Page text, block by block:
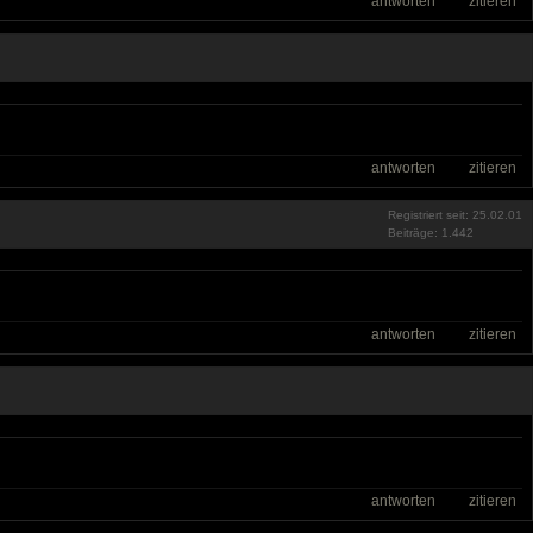
antworten zitieren
Registriert seit: 25.02.01
Beiträge: 1.442
antworten zitieren
antworten zitieren